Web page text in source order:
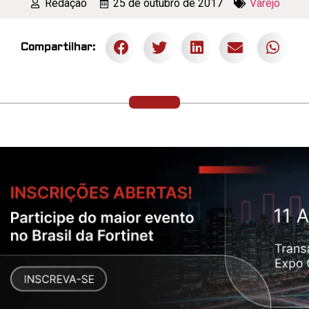
Redação 25 de outubro de 2017 Varejo
Compartilhar: